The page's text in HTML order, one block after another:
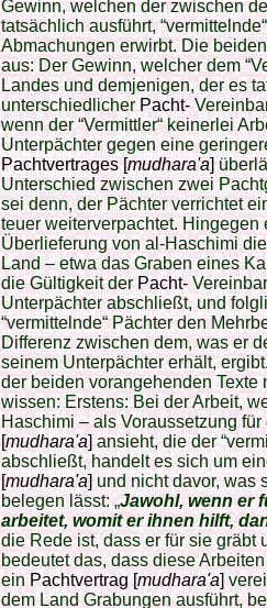
Gewinn, welchen der zwischen
tatsächlich ausführt,
Abmachungen erwirbt. Die
aus: Der Gewinn, welcher dem
Landes und demjenigen, der es
unterschiedlicherPacht-
wenn der “Vermittler“ keinerlei
Unterpächter gegen eine
Pachtvertrages [mudhara'a]
Unterschied zwischen zwei
sei denn, der Pächter verrichtet
teuer weiterverpachtet. Hingegen
Überlieferung von al-Haschimi
Land – etwa das Graben eines
die Gültigkeit derPacht-
Unterpächter abschließt, und
“vermittelnde“ Pächter den
Differenz zwischen dem, was er
seinem Unterpächter erhält,
der beiden vorangehenden
wissen: Erstens: Bei der Arbeit,
Haschimi – als Voraussetzung
[mudhara'a]ansieht, die der
abschließt, handelt es sich um
[mudhara'a]und nicht davor, was
belegen lässt: „Jawohl, wenn er
arbeitet, womit er ihnen hilft,
die Rede ist, dass er für sie gräbt
bedeutet das, dass diese
einPachtvertrag [mudhara'a]
dem Land Grabungen ausführt,